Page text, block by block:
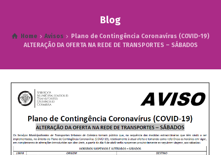
Blog
Home Avisos
Plano de Contingência Coronavírus (COVID-19)
ALTERAÇÃO DA OFERTA NA REDE DE TRANSPORTES – SÁBADOS